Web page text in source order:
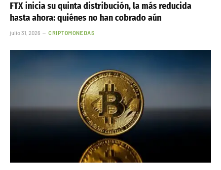
FTX inicia su quinta distribución, la más reducida
hasta ahora: quiénes no han cobrado aún
julio 31, 2026 CRIPTOMONEDAS